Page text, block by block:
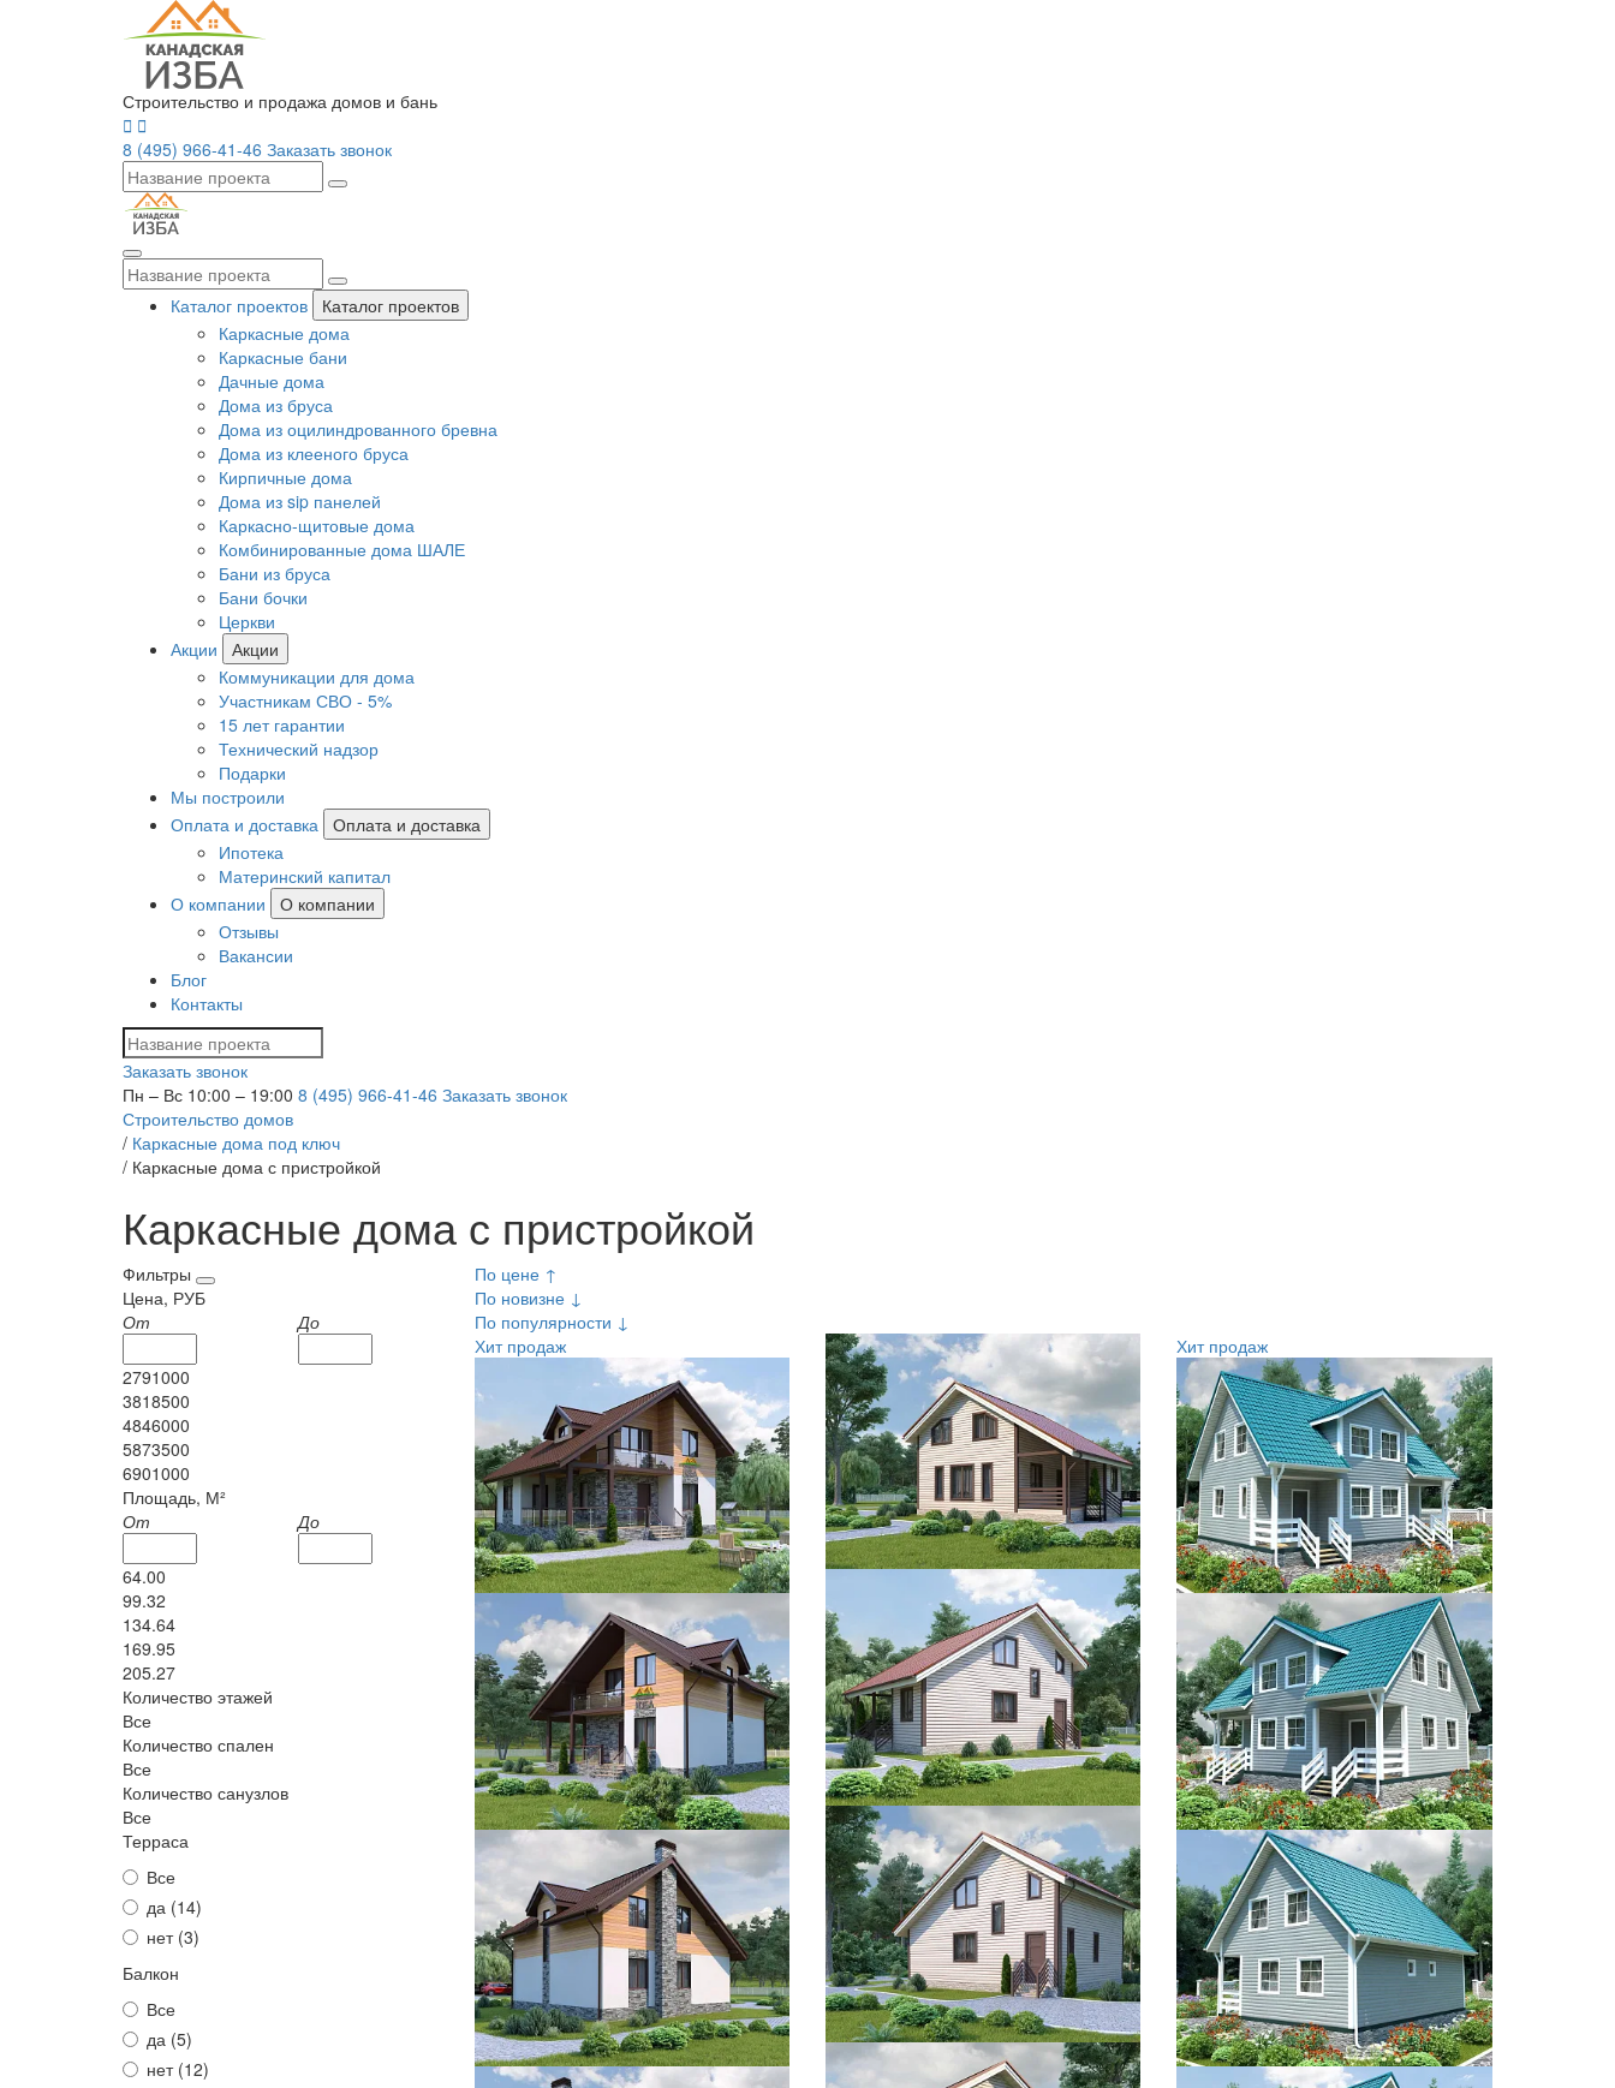
Строительство и продажа домов и бань
8 (495) 966-41-46 Заказать звонок
Каталог проектов
Каталог проектов
Каркасные дома
Каркасные бани
Дачные дома
Дома из бруса
Дома из оцилиндрованного бревна
Дома из клееного бруса
Кирпичные дома
Дома из sip панелей
Каркасно-щитовые дома
Комбинированные дома ШАЛЕ
Бани из бруса
Бани бочки
Церкви
Акции
Акции
Коммуникации для дома
Участникам СВО - 5%
15 лет гарантии
Технический надзор
Подарки
Мы построили
Оплата и доставка
Оплата и доставка
Ипотека
Материнский капитал
О компании
О компании
Отзывы
Вакансии
Блог
Контакты
Заказать звонок
Пн – Вс 10:00 – 19:00 8 (495) 966-41-46 Заказать звонок
Строительство домов
/ Каркасные дома под ключ
/ Каркасные дома с пристройкой
Каркасные дома с пристройкой
Фильтры
Цена, РУБ
От
До
2791000
3818500
4846000
5873500
6901000
Площадь, М²
От
До
64.00
99.32
134.64
169.95
205.27
Количество этажей
Все
Количество спален
Все
Количество санузлов
Все
Терраса
Все
да (14)
нет (3)
Балкон
Все
да (5)
нет (12)
По цене ↑
По новизне ↓
По популярности ↓
Хит продаж
Хит продаж